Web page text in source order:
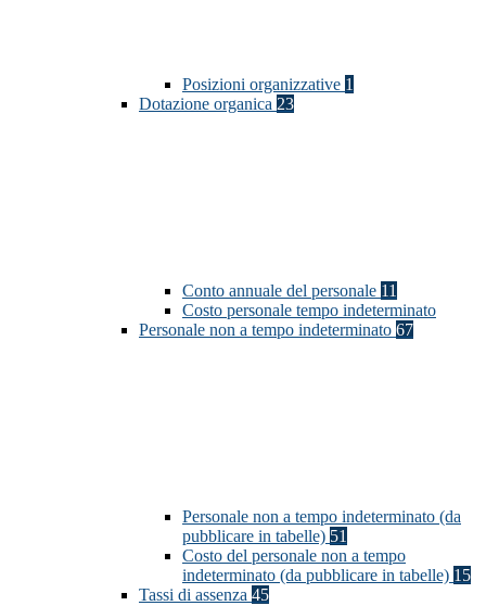
Posizioni organizzative 1
Dotazione organica 23
Conto annuale del personale 11
Costo personale tempo indeterminato
Personale non a tempo indeterminato 67
Personale non a tempo indeterminato (da
pubblicare in tabelle) 51
Costo del personale non a tempo
indeterminato (da pubblicare in tabelle) 15
Tassi di assenza 45